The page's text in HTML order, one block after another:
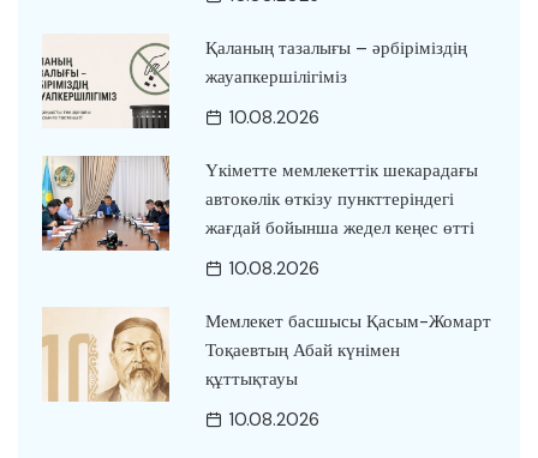
Қаланың тазалығы – әрбіріміздің
жауапкершілігіміз
10.08.2026
Үкіметте мемлекеттік шекарадағы
автокөлік өткізу пункттеріндегі
жағдай бойынша жедел кеңес өтті
10.08.2026
Мемлекет басшысы Қасым-Жомарт
Тоқаевтың Абай күнімен
құттықтауы
10.08.2026